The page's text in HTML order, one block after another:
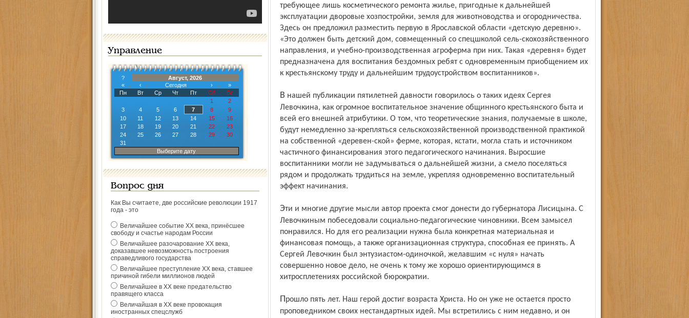
Управление
?
Август, 2026
«
‹ Сегодня ›
»
Пн
Вт Ср Чт Пт Сб
Вс
1
2
3
4 5 6 7 8
9
10
11 12 13 14 15
16
17
18 19 20 21 22
23
24
25 26 27 28 29
30
31
Выберите дату
Вопрос дня
Как Вы считаете, две российские революции 1917
года - это
Величайшее событие ХХ века, принёсшее
свободу и счастье народам России
Величайшее разочарование ХХ века,
доказавшее невозможность построения
справедливого государства
Величайшее преступление ХХ века, ставшее
причиной гибели миллионов людей
Величайшее в ХХ веке предательство
правящего класса
Величайшая в ХХ веке провокация
иностранных спецслужб
требующее лишь косметического ремонта жилье, пригодные к дальнейшей
эксплуатации дворовые хозпостройки, земля для животноводства и огородничества.
Здесь он предложил разместить первую в Ярославской области «детскую деревню».
«Это должен быть детский дом, совмещенный со спецшколой сель-скохозяйственного
направления, и учебно-производственная агроферма при них. Такая «деревня» будет
предназначена для воспитания бездомных ребят с одновременным приобщением их
к крестьянскому труду и дальнейшим трудоустройством воспитанников».
В нашей публикации пятилетней давности говорилось о таких идеях Сергея
Левочкина, как огромное воспитательное значение общинного крестьянского быта и
всей его внешней атрибутики. О том, что теоретические знания, получаемые в школе,
будут немедленно за-крепляться сельскохозяйственной производственной практикой
на собственной «деревен-ской» ферме, которая, кстати, могла стать и источником
частичного финансирования этого педагогического начинания. Выросшие
воспитанники могли не задумываться о дальнейшей жизни, а смело поселяться
рядом и продолжать трудиться на земле, укрепляя одновременно воспитательный
эффект начинания.
Эти и многие другие мысли автор проекта смог донести до губернатора Лисицына. С
Левочкиным побеседовали социально-педагогические чиновники. Всем замысел
понравился. Но для его реализации нужна была конкретная материальная и
финансовая помощь, а также организационная структура, способная ее принять. А
Сергей Левочкин был энтузиастом-одиночкой, желавшим «с нуля» начать
совершенно новое дело, не очень к тому же хорошо ориентирующимся в
хитросплетениях российской бюрократии.
Прошло пять лет. Наш герой достиг возраста Христа. Но он уже не остается просто
проповедником своих нестандартных идей. Мы встретились с ним недавно, и он